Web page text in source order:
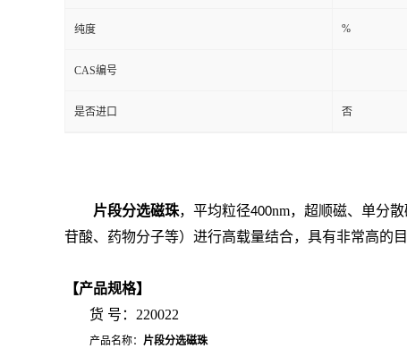
纯度 %
CAS编号
是否进口 否
片段分选磁珠，平均粒径400nm， 超顺磁、单分
苷酸、药物分子等）进行高载量结合，具有非常高的
【产品规格】
货 号 ： 220022
产品名称： 片段分选磁珠